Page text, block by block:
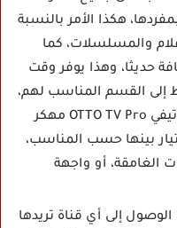
هكذا الأمر بالنسبة
والمسلسلات، كما
حديثا، وهذا يوفر وقت
إلى القسم المناسب لهم،
بجانب هذا يحتوى تطبيق أوتو تيفي OTTO TV Pro مهكر
بينها حسب المناسب،
الغامقة، أو واجهة
إلى أي قناة تريدها